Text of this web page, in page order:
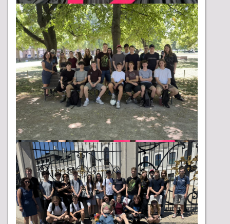
Do najvyššieho kola tejto známej súťaže